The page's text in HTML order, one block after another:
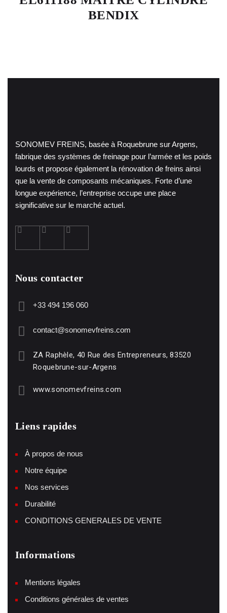
BENDIX
SONOMEV FREINS, basée à Roquebrune sur Argens,
fabrique des systèmes de freinage pour l’armée et les poids
lourds et propose également la rénovation de freins ainsi
que la vente de composants mécaniques. Forte d’une
longue expérience, l’entreprise occupe une place
significative sur le marché actuel.
Nous contacter
+33 494 196 060
contact@sonomevfreins.com
ZA Raphèle, 40 Rue des Entrepreneurs, 83520
Roquebrune-sur-Argens
www.sonomevfreins.com
Liens rapides
À propos de nous
Notre équipe
Nos services
Durabilité
CONDITIONS GENERALES DE VENTE
Informations
Mentions légales
Conditions générales de ventes